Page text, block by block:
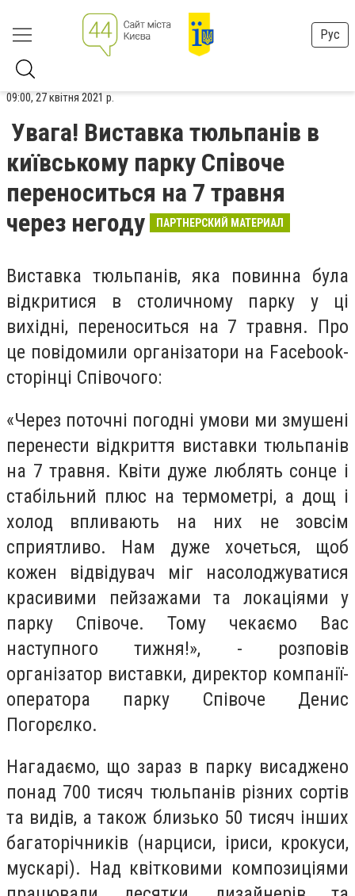
Рус
09:00, 27 квітня 2021 р.
Увага! Виставка тюльпанів в
київському парку Співоче
переноситься на 7 травня
через негоду
ПАРТНЕРСКИЙ МАТЕРИАЛ
Виставка тюльпанів, яка повинна була
відкритися в столичному парку у ці
вихідні, переноситься на 7 травня. Про
це повідомили організатори на Facebook-
сторінці Співочого:
«Через поточні погодні умови ми змушені
перенести відкриття виставки тюльпанів
на 7 травня. Квіти дуже люблять сонце і
стабільний плюс на термометрі, а дощ і
холод впливають на них не зовсім
сприятливо. Нам дуже хочеться, щоб
кожен відвідувач міг насолоджуватися
красивими пейзажами та локаціями у
парку Співоче. Тому чекаємо Вас
наступного тижня!», - розповів
організатор виставки, директор компанії-
оператора парку Співоче Денис
Погорєлко.
Нагадаємо, що зараз в парку висаджено
понад 700 тисяч тюльпанів різних сортів
та видів, а також близько 50 тисяч інших
багаторічників (нарциси, іриси, крокуси,
мускарі). Над квітковими композиціями